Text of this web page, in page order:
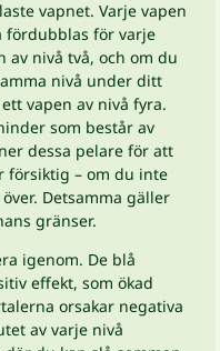
vapnet. Varje vapen
fördubblas för varje
av nivå två, och om du
nivå under ditt
vapen av nivå fyra.
som består av
dessa pelare för att
försiktig – om du inte
Detsamma gäller
gränser.
igenom. De blå
effekt, som ökad
orsakar negativa
av varje nivå